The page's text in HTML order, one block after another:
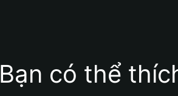
Bạn có thể